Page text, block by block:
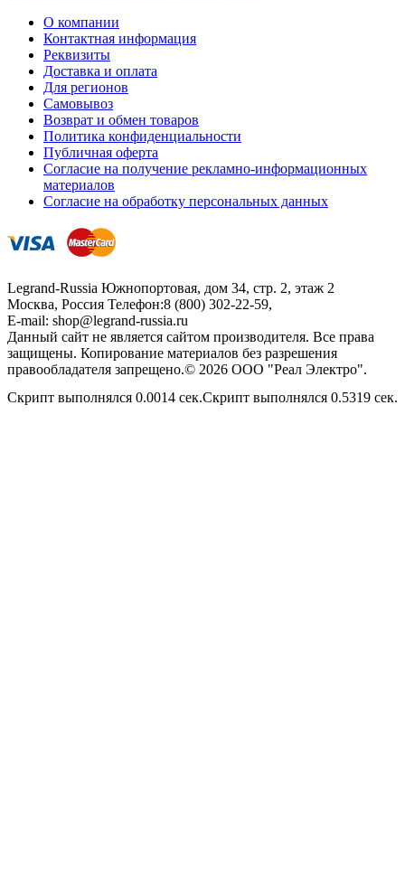
О компании
Контактная информация
Реквизиты
Доставка и оплата
Для регионов
Самовывоз
Возврат и обмен товаров
Политика конфиденциальности
Публичная оферта
Согласие на получение рекламно-информационных
материалов
Согласие на обработку персональных данных
Legrand-Russia Южнопортовая, дом 34, стр. 2, этаж 2
Москва, Россия Телефон:8 (800) 302-22-59,
E-mail: shop@legrand-russia.ru
Данный сайт не является сайтом производителя. Все права
защищены. Копирование материалов без разрешения
правообладателя запрещено.© 2026 ООО "Реал Электро".
Скрипт выполнялся 0.0014 сек.Скрипт выполнялся 0.5319 сек.